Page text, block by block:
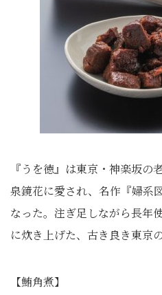
『うを徳』は東京・神楽坂の
泉鏡花に愛され、名作『婦系
なった。注ぎ足しながら長年
に炊き上げた、古き良き東京
【鮪角煮】